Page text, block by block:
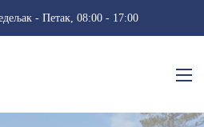
- Петак, 08:00 - 17:00